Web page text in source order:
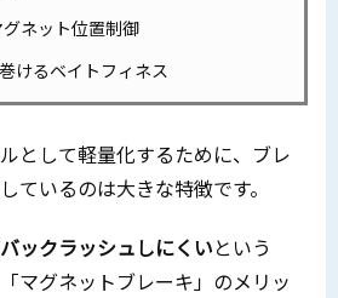
ネット位置制御
けるベイトフィネス
として軽量化するために、ブレ
ているのは大きな特徴です。
ックラッシュしにくいという
マグネットブレーキ」のメリッ